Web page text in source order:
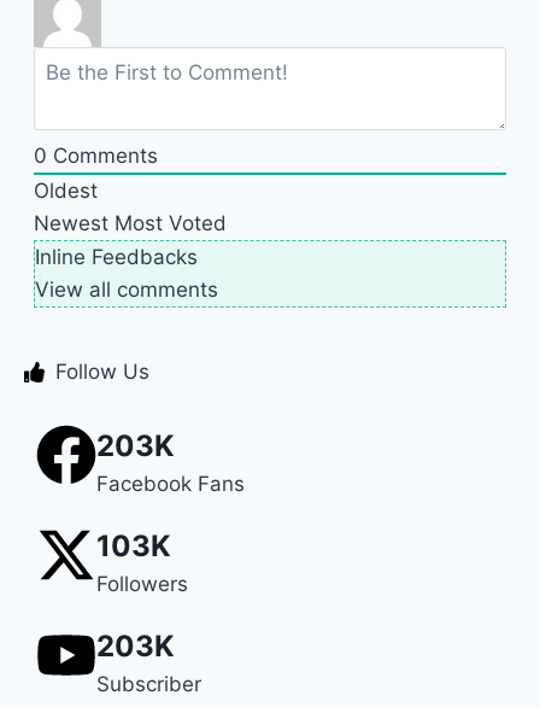
0 Comments
Oldest
Newest Most Voted
Inline Feedbacks
View all comments
Follow Us
203K
Facebook Fans
103K
Followers
203K
Subscriber